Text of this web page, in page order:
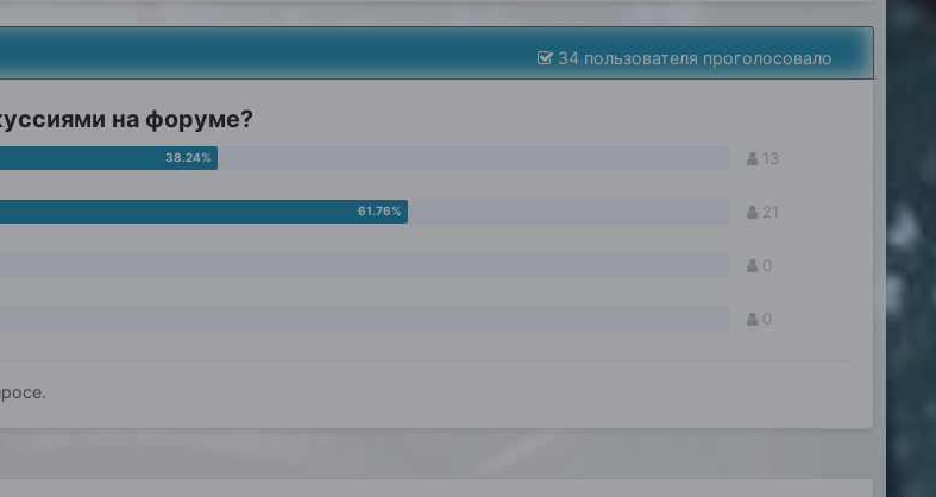
34 пользователя проголосовало
на форуме?
13
21
0
0